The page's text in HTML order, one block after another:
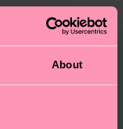
About
handelt
lokalen Post in
In unserem